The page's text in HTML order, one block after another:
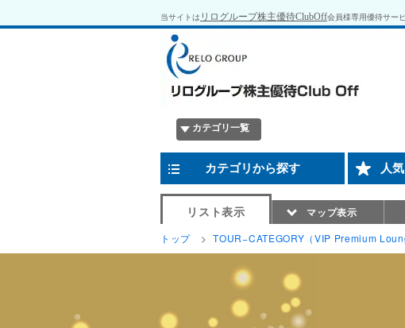
当サイトは リログループ株主優待ClubOff会員様専用優待サー
カテゴリ一覧
カテゴリから探す 人
リスト表示 マップ表示
トップ TOUR−CATEGORY（VIP Premium